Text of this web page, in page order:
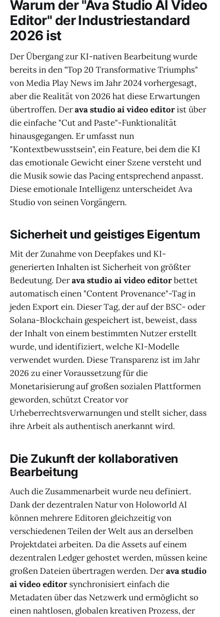
Warum der "Ava Studio AI Video
Editor" der Industriestandard
2026 ist
Der Übergang zur KI-nativen Bearbeitung wurde
bereits in den "Top 20 Transformative Triumphs"
von Media Play News im Jahr 2024 vorhergesagt,
aber die Realität von 2026 hat diese Erwartungen
übertroffen. Derava studio ai video editorist über
die einfache "Cut and Paste"-Funktionalität
hinausgegangen. Er umfasst nun
"Kontextbewusstsein", ein Feature, bei dem die KI
das emotionale Gewicht einer Szene versteht und
die Musik sowie das Pacing entsprechend anpasst.
Diese emotionale Intelligenz unterscheidet Ava
Studio von seinen Vorgängern.
Sicherheit und geistiges Eigentum
Mit der Zunahme von Deepfakes und KI-
generierten Inhalten ist Sicherheit von größter
Bedeutung. Derava studio ai video editorbettet
automatisch einen "Content Provenance"-Tag in
jeden Export ein. Dieser Tag, der auf der BSC- oder
Solana-Blockchain gespeichert ist, beweist, dass
der Inhalt von einem bestimmten Nutzer erstellt
wurde, und identifiziert, welche KI-Modelle
verwendet wurden. Diese Transparenz ist im Jahr
2026 zu einer Voraussetzung für die
Monetarisierung auf großen sozialen Plattformen
geworden, schützt Creator vor
Urheberrechtsverwarnungen und stellt sicher, dass
ihre Arbeit als authentisch anerkannt wird.
Die Zukunft der kollaborativen
Bearbeitung
Auch die Zusammenarbeit wurde neu definiert.
Dank der dezentralen Natur von Holoworld AI
können mehrere Editoren gleichzeitig von
verschiedenen Teilen der Welt aus an derselben
Projektdatei arbeiten. Da die Assets auf einem
dezentralen Ledger gehostet werden, müssen keine
großen Dateien übertragen werden. Derava studio
ai video editor synchronisiert einfach die
Metadaten über das Netzwerk und ermöglicht so
einen nahtlosen, globalen kreativen Prozess, der